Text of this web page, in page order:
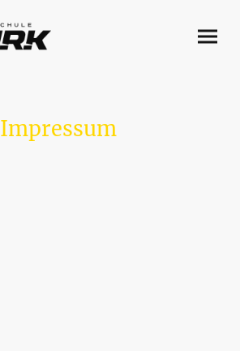
Impressum